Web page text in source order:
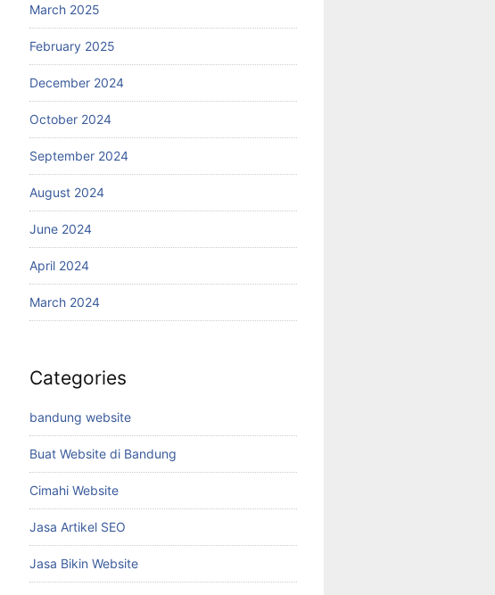
March 2025
February 2025
December 2024
October 2024
September 2024
August 2024
June 2024
April 2024
March 2024
Categories
bandung website
Buat Website di Bandung
Cimahi Website
Jasa Artikel SEO
Jasa Bikin Website